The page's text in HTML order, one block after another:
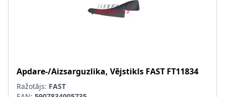
Apdare-/Aizsarguzlika, Vējstikls FAST FT11834
Ražotājs: FAST